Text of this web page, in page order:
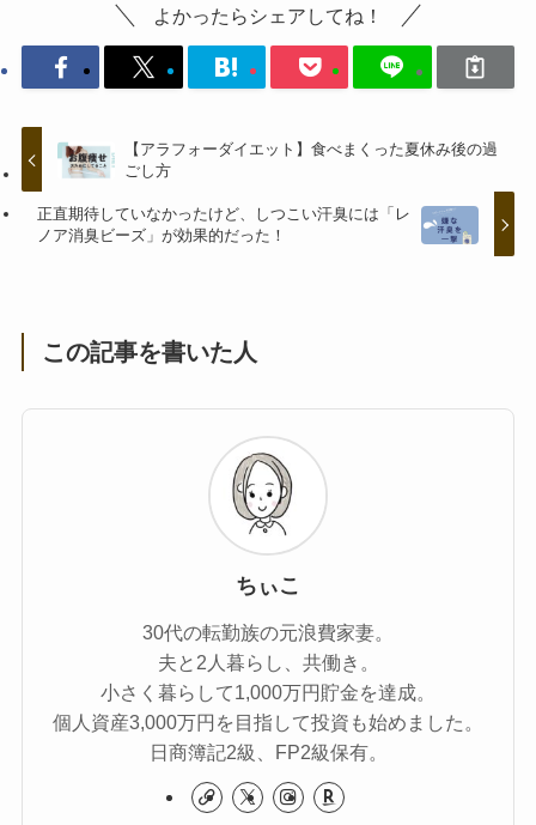
よかったらシェアしてね！
【アラフォーダイエット】食べまくった夏休み後の過
ごし方
正直期待していなかったけど、しつこい汗臭には「レ
ノア消臭ビーズ」が効果的だった！
この記事を書いた人
ちぃこ
30代の転勤族の元浪費家妻。
夫と2人暮らし、共働き。
小さく暮らして1,000万円貯金を達成。
個人資産3,000万円を目指して投資も始めました。
日商簿記2級、FP2級保有。